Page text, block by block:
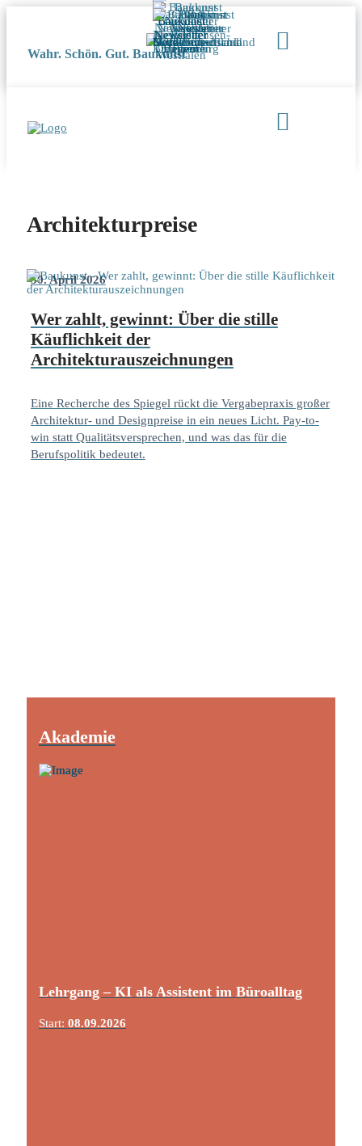
Wahr. Schön. Gut. Baukunst
Architekturpreise
30. April 2026
Wer zahlt, gewinnt: Über die stille
Käuflichkeit der
Architekturauszeichnungen
Eine Recherche des Spiegel rückt die Vergabepraxis großer
Architektur- und Designpreise in ein neues Licht. Pay-to-
win statt Qualitätsversprechen, und was das für die
Berufspolitik bedeutet.
Akademie
Lehrgang – KI als Assistent im Büroalltag
Start: 08.09.2026